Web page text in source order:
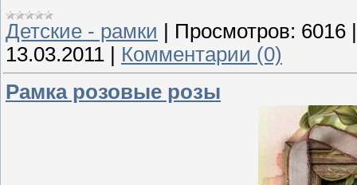
Детские - рамки | Просмотров: 6016
13.03.2011 | Комментарии (0)
Рамка розовые розы